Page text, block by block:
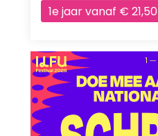
1e jaar vanaf € 21,50